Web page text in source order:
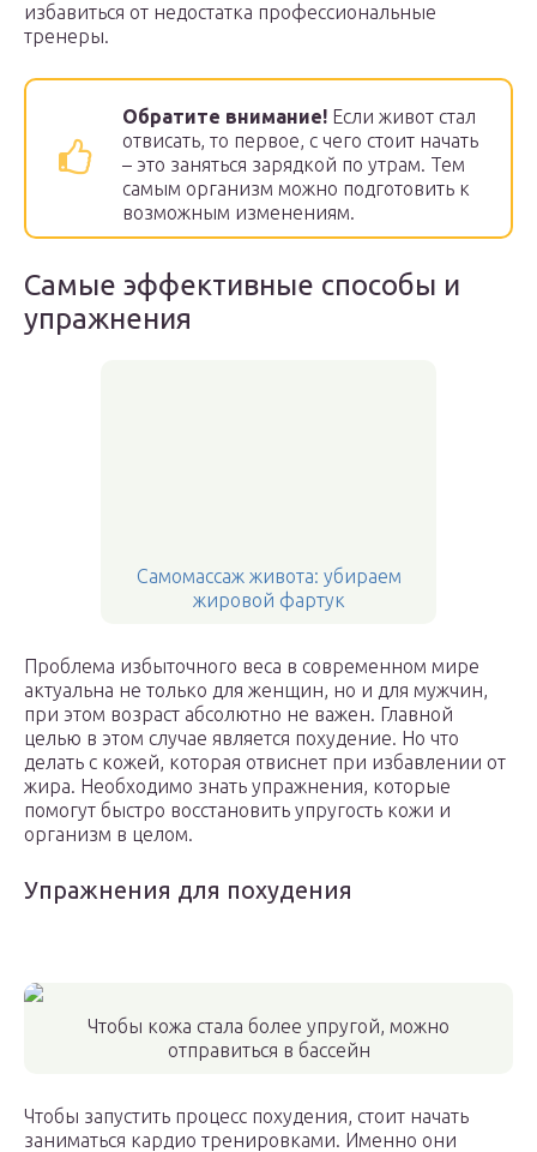
избавиться от недостатка профессиональные
тренеры.
Обратите внимание! Если живот стал
отвисать, то первое, с чего стоит начать
– это заняться зарядкой по утрам. Тем
самым организм можно подготовить к
возможным изменениям.
Самые эффективные способы и
упражнения
Самомассаж живота: убираем
жировой фартук
Проблема избыточного веса в современном мире
актуальна не только для женщин, но и для мужчин,
при этом возраст абсолютно не важен. Главной
целью в этом случае является похудение. Но что
делать с кожей, которая отвиснет при избавлении от
жира. Необходимо знать упражнения, которые
помогут быстро восстановить упругость кожи и
организм в целом.
Упражнения для похудения
Чтобы кожа стала более упругой, можно
отправиться в бассейн
Чтобы запустить процесс похудения, стоит начать
заниматься кардио тренировками. Именно они